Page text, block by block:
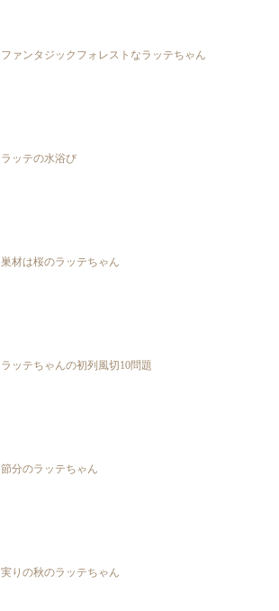
ファンタジックフォレストなラッテちゃん
ラッテの水浴び
巣材は桜のラッテちゃん
ラッテちゃんの初列風切10問題
節分のラッテちゃん
実りの秋のラッテちゃん